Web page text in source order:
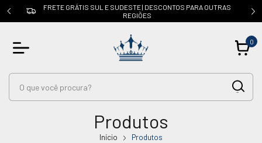
FRETE GRÁTIS SUL E SUDESTE | DESCONTOS PARA OUTRAS
REGIÕES
0
Produtos
Início Produtos